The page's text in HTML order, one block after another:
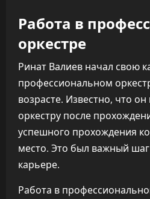
Работа в
оркестре
Ринат Валиев начал свою
профессиональном
возрасте. Известно, что
оркестру после
успешного прохождения
место. Это был важный
карьере.
Работа в